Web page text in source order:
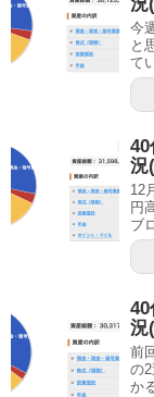
況
今
と
て
況
12
円
ブ
況
前
の
か